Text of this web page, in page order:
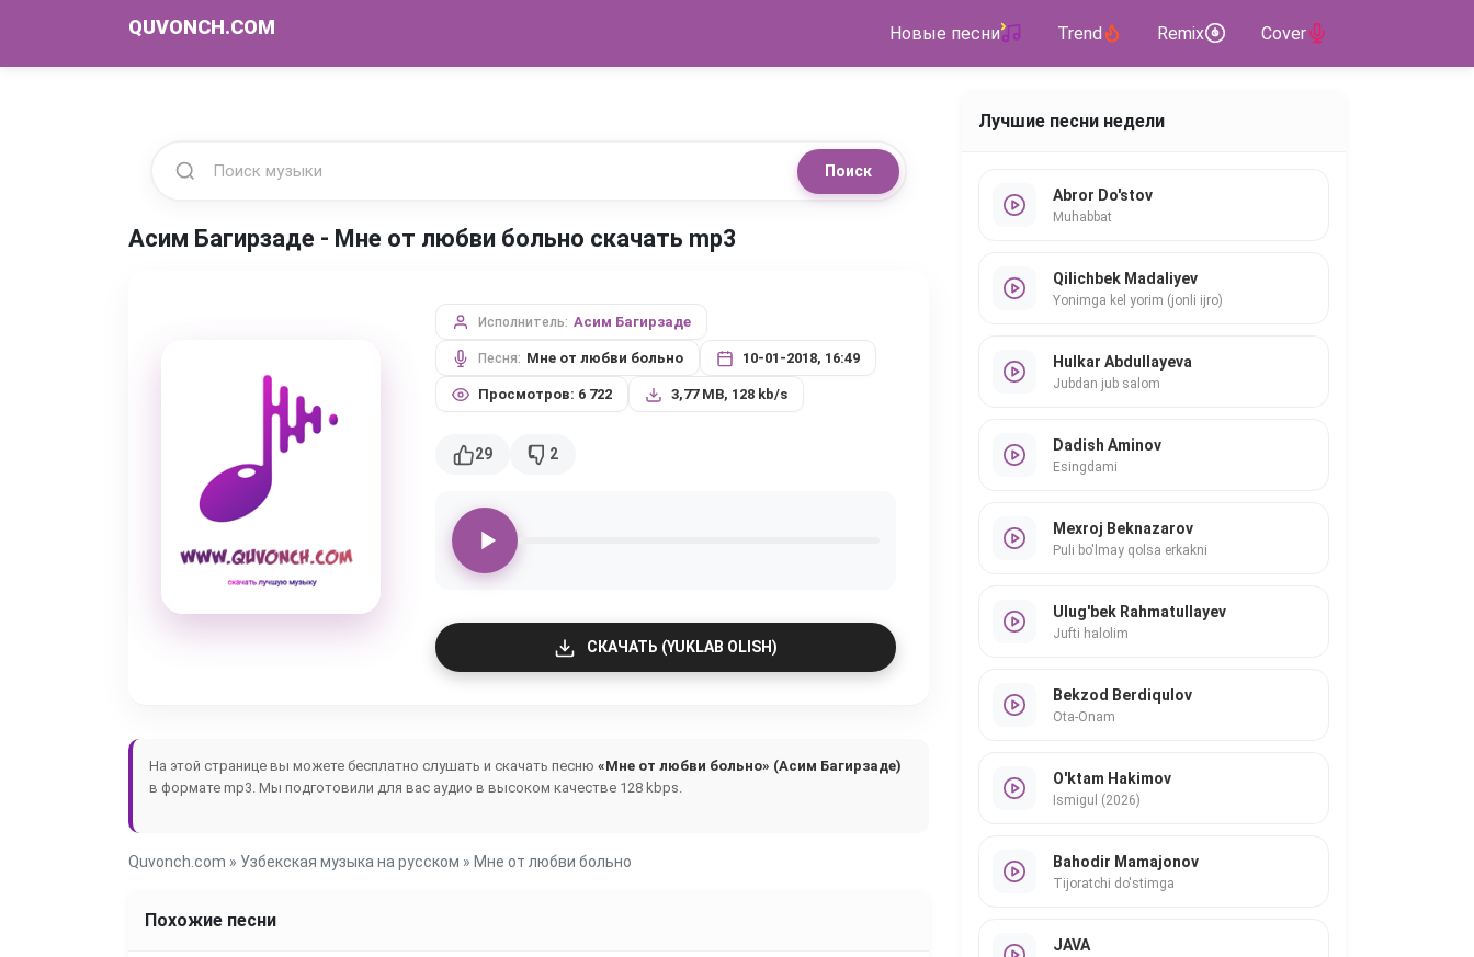
QUVONCH.COM Новые песни Trend Remix Cover
Поиск
Асим Багирзаде - Мне от любви больно скачать mp3
Исполнитель: Асим Багирзаде
Песня: Мне от любви больно 10-01-2018, 16:49
Просмотров: 6 722 3,77 MB, 128 kb/s
29 2
СКАЧАТЬ (YUKLAB OLISH)
На этой странице вы можете бесплатно слушать и скачать песню «Мне от любви больно» (Асим Багирзаде)
в формате mp3. Мы подготовили для вас аудио в высоком качестве 128 kbps.
Quvonch.com » Узбекская музыка на русском » Мне от любви больно
Похожие песни
Лучшие песни недели
Abror Do'stov
Muhabbat
Qilichbek Madaliyev
Yonimga kel yorim (jonli ijro)
Hulkar Abdullayeva
Jubdan jub salom
Dadish Aminov
Esingdami
Mexroj Beknazarov
Puli bo'lmay qolsa erkakni
Ulug'bek Rahmatullayev
Jufti halolim
Bekzod Berdiqulov
Ota-Onam
O'ktam Hakimov
Ismigul (2026)
Bahodir Mamajonov
Tijoratchi do'stimga
JAVA